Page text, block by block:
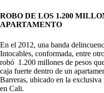
ROBO DE LOS 1.200
APARTAMENTO
En el 2012, una banda
Intocables, conformada, entre
robó 1.200 millones de pesos
caja fuerte dentro de un
Barreras, ubicado en la
en Cali.